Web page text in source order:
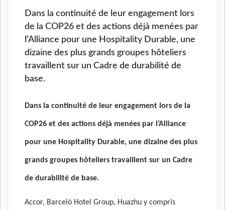
Dans la continuité de leur engagement lors
de la COP26 et des actions déjà menées par
l’Alliance pour une Hospitality Durable, une
dizaine des plus grands groupes hôteliers
travaillent sur un Cadre de durabilité de
base.
Dans la continuité de leur engagement lors de la
COP26 et des actions déjà menées par l’Alliance
pour une Hospitality Durable, une dizaine des plus
grands groupes hôteliers travaillent sur un Cadre
de durabilité de base.
Accor, Barceló Hotel Group, Huazhu y compris